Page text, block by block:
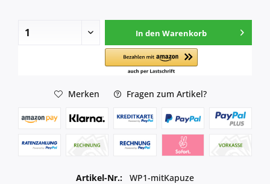
In den Warenkorb
Merken Fragen zum Artikel?
Artikel-Nr.:
WP1-mitKapuze